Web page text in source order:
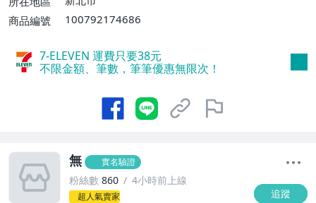
商品編號
100792174686
7-ELEVEN 運費只要38元
不限金額、筆數，筆筆優惠無限次！
無 實名驗證
粉絲數 860 4小時前上線
超人氣賣家 追蹤